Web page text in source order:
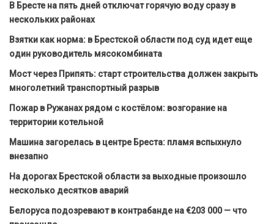
В Бресте на пять дней отключат горячую воду сразу в
нескольких районах
Взятки как норма: в Брестской области под суд идет еще
один руководитель мясокомбината
Мост через Припять: старт строительства должен закрыть
многолетний транспортный разрыв
Пожар в Ружанах рядом с костёлом: возгорание на
территории котельной
Машина загорелась в центре Бреста: пламя вспыхнуло
внезапно
На дорогах Брестской области за выходные произошло
несколько десятков аварий
Белоруса подозревают в контрабанде на €203 000 — что